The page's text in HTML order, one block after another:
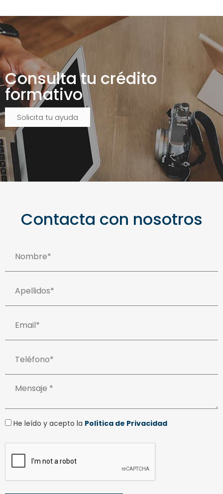
Consulta tu crédito
formativo
Solicita tu ayuda
Contacta con nosotros
He leído y acepto la Política de Privacidad